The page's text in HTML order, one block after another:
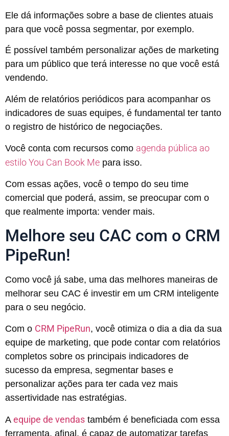
Ele dá informações sobre a base de clientes atuais
para que você possa segmentar, por exemplo.
É possível também personalizar ações de marketing
para um público que terá interesse no que você está
vendendo.
Além de relatórios periódicos para acompanhar os
indicadores de suas equipes, é fundamental ter tanto
o registro de histórico de negociações.
Você conta com recursos como agenda pública ao
estilo You Can Book Me para isso.
Com essas ações, você o tempo do seu time
comercial que poderá, assim, se preocupar com o
que realmente importa: vender mais.
Melhore seu CAC com o CRM
PipeRun!
Como você já sabe, uma das melhores maneiras de
melhorar seu CAC é investir em um CRM inteligente
para o seu negócio.
Com o CRM PipeRun, você otimiza o dia a dia da sua
equipe de marketing, que pode contar com relatórios
completos sobre os principais indicadores de
sucesso da empresa, segmentar bases e
personalizar ações para ter cada vez mais
assertividade nas estratégias.
A equipe de vendas também é beneficiada com essa
ferramenta, afinal, é capaz de automatizar tarefas